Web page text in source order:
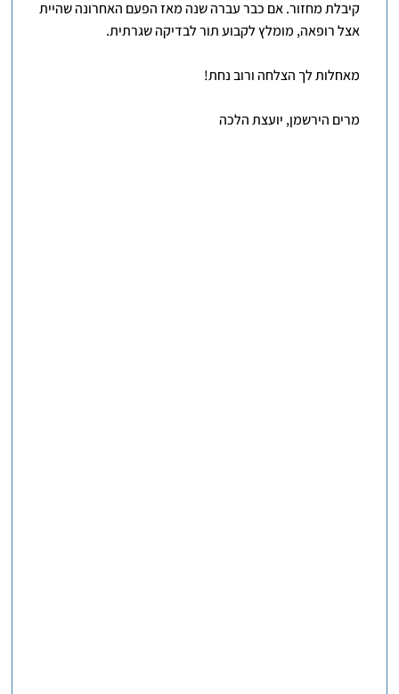
קיבלת מחזור. אם כבר עברה שנה מאז הפעם האחרונה שהיית
אצל רופאה, מומלץ לקבוע תור לבדיקה שגרתית.
מאחלות לך הצלחה ורוב נחת!
מרים הירשמן, יועצת הלכה